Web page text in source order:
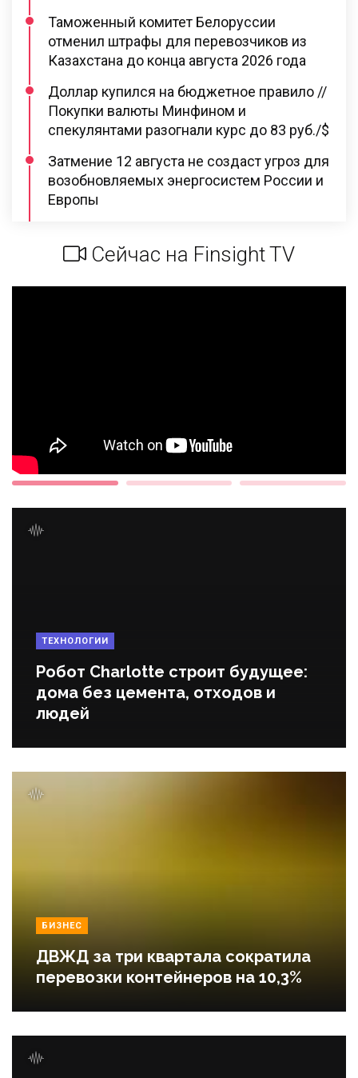
Таможенный комитет Белоруссии
отменил штрафы для перевозчиков из
Казахстана до конца августа 2026 года
Доллар купился на бюджетное правило //
Покупки валюты Минфином и
спекулянтами разогнали курс до 83 руб./$
Затмение 12 августа не создаст угроз для
возобновляемых энергосистем России и
Европы
Сейчас на Finsight TV
ТЕХНОЛОГИИ
Робот Charlotte строит будущее:
дома без цемента, отходов и
людей
БИЗНЕС
ДВЖД за три квартала сократила
перевозки контейнеров на 10,3%